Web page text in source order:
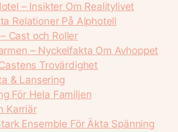
– Insikter Om Realitylivet
Relationer På Alphotell
Cast och Roller
– Nyckelfakta Om Avhoppet
Trovärdighet
& Lansering
För Hela Familjen
Karriär
Ensemble För Äkta Spänning